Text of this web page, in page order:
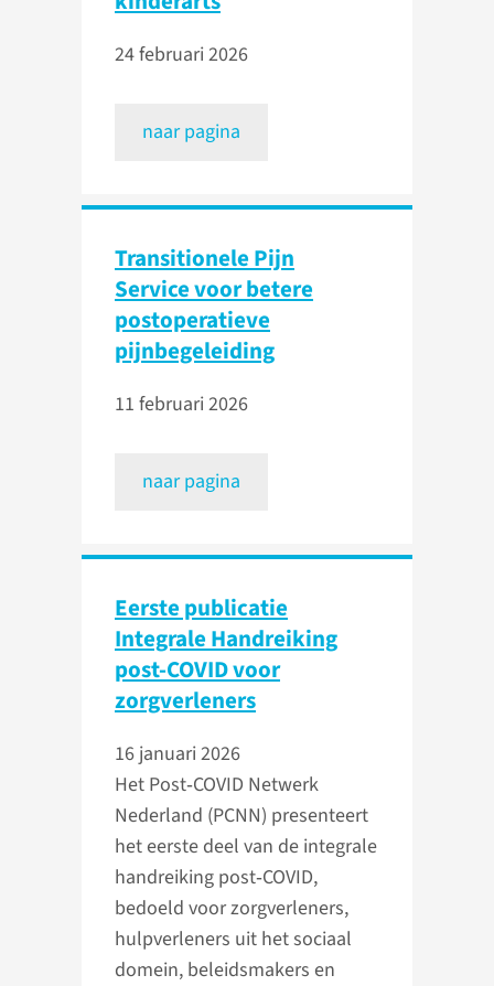
24 februari 2026
naar pagina
Transitionele Pijn
Service voor betere
postoperatieve
pijnbegeleiding
11 februari 2026
naar pagina
Eerste publicatie
Integrale Handreiking
post-COVID voor
zorgverleners
16 januari 2026
Het Post‑COVID Netwerk
Nederland (PCNN) presenteert
het eerste deel van de integrale
handreiking post‑COVID,
bedoeld voor zorgverleners,
hulpverleners uit het sociaal
domein, beleidsmakers en